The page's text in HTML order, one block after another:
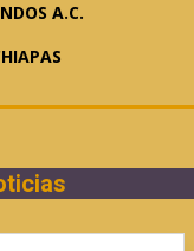
A.C.